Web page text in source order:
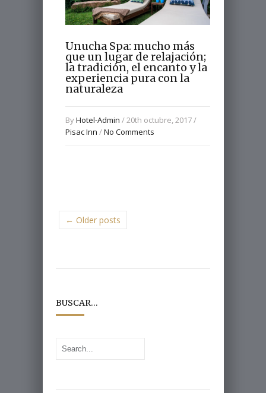
Unucha Spa: mucho más
que un lugar de relajación;
la tradición, el encanto y la
experiencia pura con la
naturaleza
ByHotel-Admin / 20th octubre, 2017 /
Pisac Inn /No Comments
← Older posts
BUSCAR…